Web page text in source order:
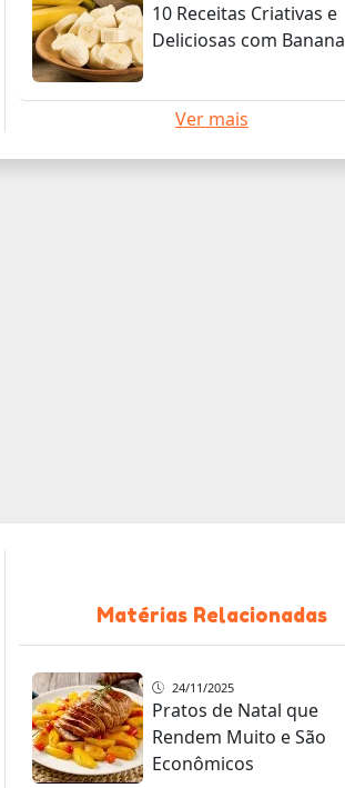
10 Receitas Criativas e
Deliciosas com Banana
Ver mais
Matérias Relacionadas
24/11/2025
Pratos de Natal que
Rendem Muito e São
Econômicos